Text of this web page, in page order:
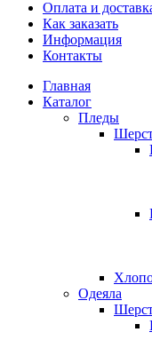
Оплата и
Как заказать
Информация
Контакты
Главная
Каталог
Пледы
Одеяла